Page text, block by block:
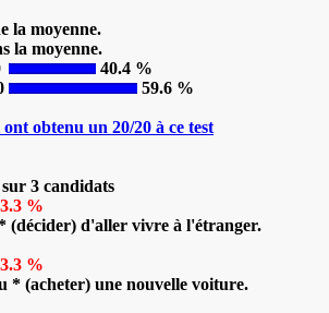
la moyenne.
la moyenne.
40.4 %
59.6 %
obtenu un 20/20 à ce test
3 candidats
%
(décider) d'aller vivre à l'étranger.
%
* (acheter) une nouvelle voiture.